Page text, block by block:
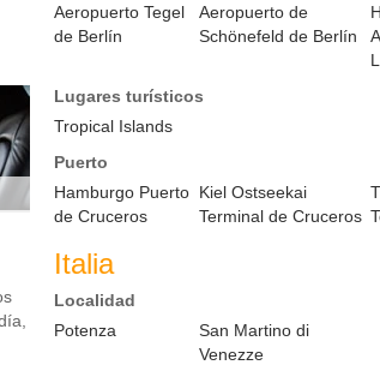
Aeropuerto Tegel
de Berlín
Aeropuerto de
Schönefeld de Berlín
Lugares turísticos
Tropical Islands
Puerto
Hamburgo Puerto
de Cruceros
Kiel Ostseekai
Terminal de Cruceros
Italia
Localidad
Potenza
San Martino di
Venezze